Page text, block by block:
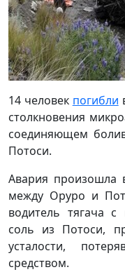
14 человек погибли
столкновения
соединяющем
Потоси.
Авария произошла
между Оруро и
водитель тягача
соль из Потоси,
усталости,
средством.